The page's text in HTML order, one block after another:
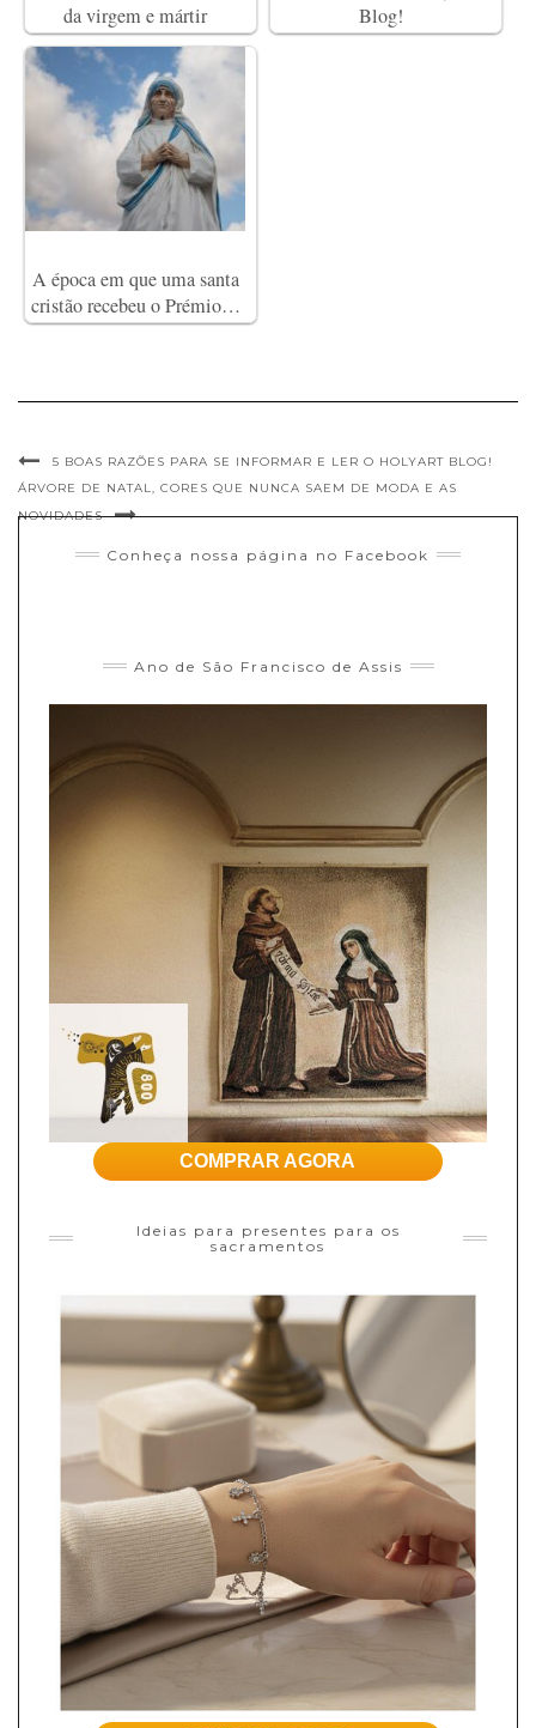
da virgem e mártir
Blog!
A época em que uma santa
cristão recebeu o Prémio…
5 BOAS RAZÕES PARA SE INFORMAR E LER O HOLYART BLOG!
ÁRVORE DE NATAL, CORES QUE NUNCA SAEM DE MODA E AS
NOVIDADES
Conheça nossa página no Facebook
Ano de São Francisco de Assis
COMPRAR AGORA
Ideias para presentes para os
sacramentos